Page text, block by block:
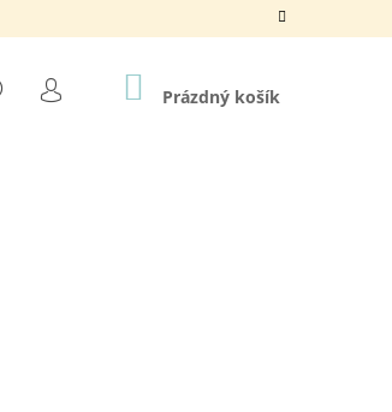
HLEDAT
PŘIHLÁŠENÍ
NÁKUPNÍ
KOŠÍK
Prázdný košík